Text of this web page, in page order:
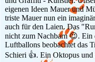
eigenen Ideen Mauer und
triste Mauer nun ein
auch für den Laien. Das
nicht zum Nachbarn 😉. Ein
Luftballons beobachtet das
Schieri 👍. Ein Oktopus